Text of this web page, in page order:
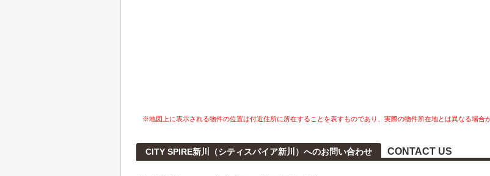
※地図上に表示される物件の位置は付近住所に所在することを表すものであり、実際の物件所在地とは異なる場合
CITY SPIRE新川（シティスパイア新川）へのお問い合わせ CONTACT US